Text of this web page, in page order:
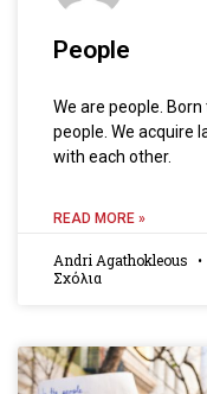
People
We are people.
people. We acquire
with each other.
READ MORE »
Andri Agathokleous
Σχόλια